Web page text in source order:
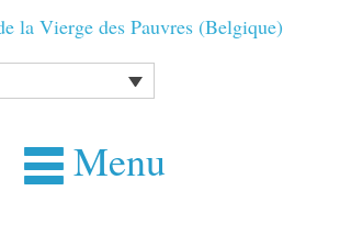
la Vierge des Pauvres (Belgique)
Menu